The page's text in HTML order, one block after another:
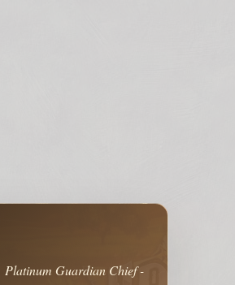
Platinum Guardian Chief -